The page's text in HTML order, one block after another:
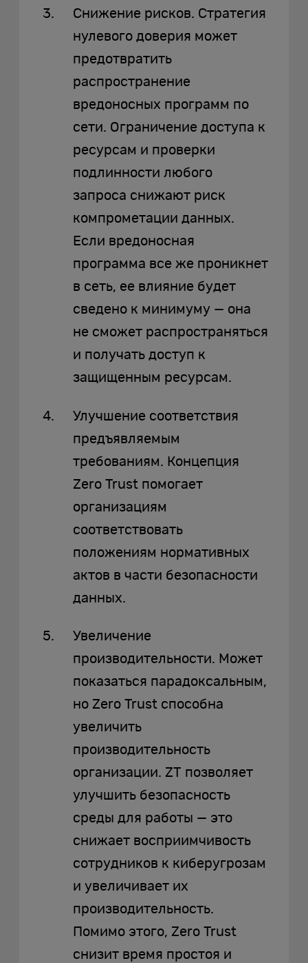
Снижение рисков. Стратегия
нулевого доверия может
предотвратить
распространение
вредоносных программ по
сети. Ограничение доступа к
ресурсам и проверки
подлинности любого
запроса снижают риск
компрометации данных.
Если вредоносная
программа все же проникнет
в сеть, ее влияние будет
сведено к минимуму — она
не сможет распространяться
и получать доступ к
защищенным ресурсам.
Улучшение соответствия
предъявляемым
требованиям. Концепция
Zero Trust помогает
организациям
соответствовать
положениям нормативных
актов в части безопасности
данных.
Увеличение
производительности. Может
показаться парадоксальным,
но Zero Trust способна
увеличить
производительность
организации. ZT позволяет
улучшить безопасность
среды для работы — это
снижает восприимчивость
сотрудников к киберугрозам
и увеличивает их
производительность.
Помимо этого, Zero Trust
снизит время простоя и